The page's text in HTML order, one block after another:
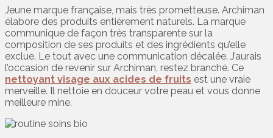
Jeune marque française, mais très prometteuse. Archiman
élabore des produits entièrement naturels. La marque
communique de façon très transparente sur la
composition de ses produits et des ingrédients qu’elle
exclue. Le tout avec une communication décalée. J’aurais
l’occasion de revenir sur Archiman, restez branché. Ce
nettoyant visage aux acides de fruits est une vraie
merveille. Il nettoie en douceur votre peau et vous donne
meilleure mine.